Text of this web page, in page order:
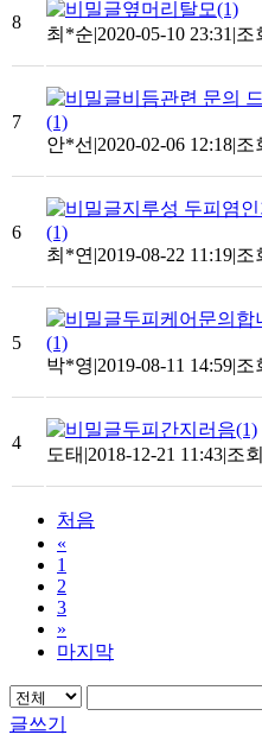
8
옆머리탈모(1)
최*순|2020-05-10 23:31 |조
7
비듬관련 문의
(1)
안*선 |2020-02-06 12:18|조
6
지루성 두피염
(1)
최*연 |2019-08-22 11:19|조
5
두피케어문의합
(1)
박*영|2019-08-11 14:59|조
4
두피간지러음(1)
도태 |2018-12-21 11:43|조
처음
«
1
2
3
»
마지막
글쓰기